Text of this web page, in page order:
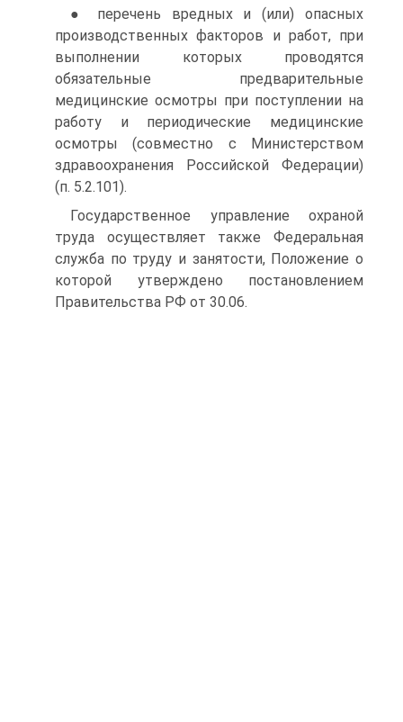
● перечень вредных и (или) опасных
производственных факторов и работ, при
выполнении которых проводятся
обязательные предварительные
медицинские осмотры при поступлении на
работу и периодические медицинские
осмотры (совместно с Министерством
здравоохранения Российской Федерации)
(п. 5.2.101).
Государственное управление охраной
труда осуществляет также Федеральная
служба по труду и занятости, Положение о
которой утверждено постановлением
Правительства РФ от 30.06.